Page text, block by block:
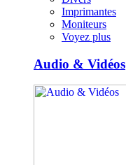
Imprimantes
Moniteurs
Voyez plus
Audio & Vidéos